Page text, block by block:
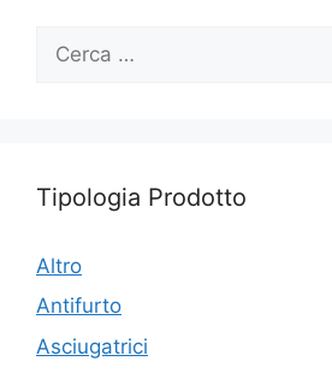
per:
Tipologia Prodotto
Altro
Antifurto
Asciugatrici